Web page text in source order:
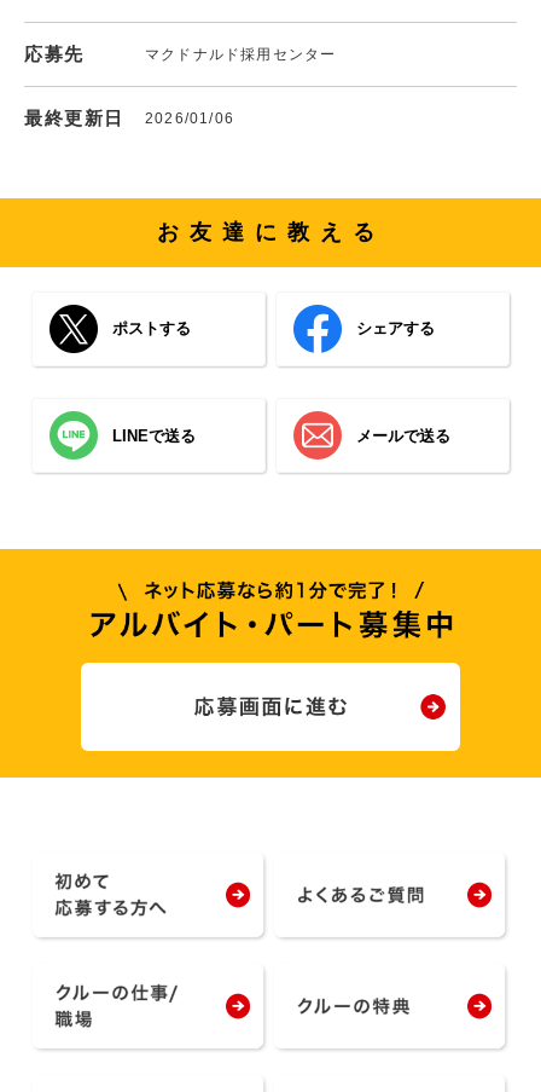
応募先 マクドナルド採用センター
最終更新日 2026/01/06
お友達に教える
ポストする シェアする
LINEで送る メールで送る